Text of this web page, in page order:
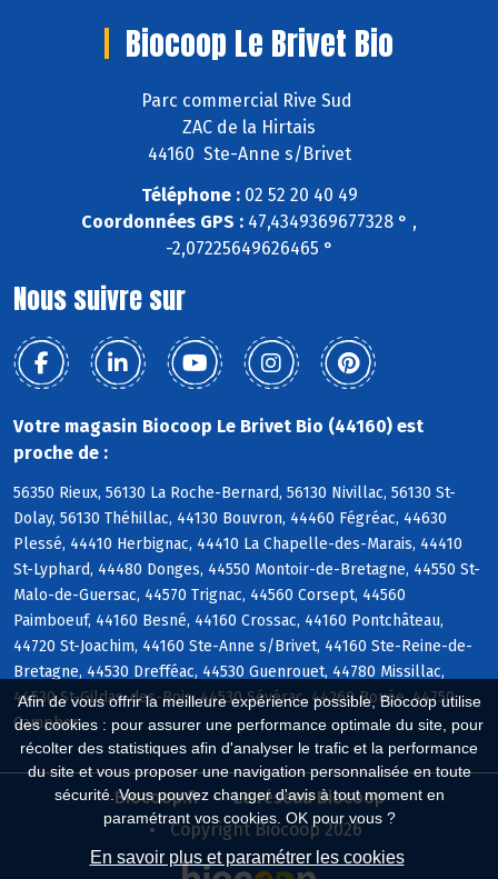
Afin de vous offrir la meilleure expérience possible, Biocoop utilise
des cookies : pour assurer une performance optimale du site, pour
récolter des statistiques afin d'analyser le trafic et la performance
du site et vous proposer une navigation personnalisée en toute
sécurité. Vous pouvez changer d'avis à tout moment en
paramétrant vos cookies. OK pour vous ?
En savoir plus et paramétrer les cookies
Biocoop Le Brivet Bio
Parc commercial Rive Sud
ZAC de la Hirtais
44160 Ste-Anne s/Brivet
Téléphone :02 52 20 40 49
Coordonnées GPS : 47,4349369677328 ° ,
-2,07225649626465 °
Nous suivre sur
Votre magasin Biocoop Le Brivet Bio (44160) est
proche de :
56350 Rieux, 56130 La Roche-Bernard, 56130 Nivillac, 56130 St-
Dolay, 56130 Théhillac, 44130 Bouvron, 44460 Fégréac, 44630
Plessé, 44410 Herbignac, 44410 La Chapelle-des-Marais, 44410
St-Lyphard, 44480 Donges, 44550 Montoir-de-Bretagne, 44550 St-
Malo-de-Guersac, 44570 Trignac, 44560 Corsept, 44560
Paimboeuf, 44160 Besné, 44160 Crossac, 44160 Pontchâteau,
44720 St-Joachim, 44160 Ste-Anne s/Brivet, 44160 Ste-Reine-de-
Bretagne, 44530 Drefféac, 44530 Guenrouet, 44780 Missillac,
44530 St-Gildas-des-Bois, 44530 Sévérac, 44260 Bouée, 44750
Campbon
Biocoop.fr
Le réseau Biocoop
Copyright Biocoop 2026